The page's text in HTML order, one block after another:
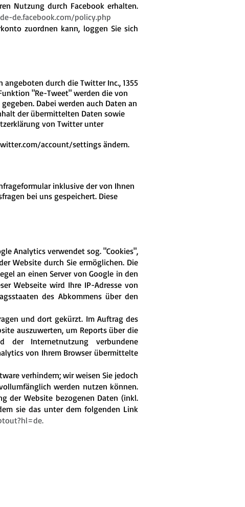
Nutzung durch Facebook erhalten.
de.facebook.com/policy.php
zuordnen kann, loggen Sie sich
durch die Twitter Inc., 1355
"Re-Tweet" werden die von
Dabei werden auch Daten an
der übermittelten Daten sowie
von Twitter unter
account/settings ändern.
inklusive der von Ihnen
bei uns gespeichert. Diese
Analytics verwendet sog. "Cookies",
Website durch Sie ermöglichen. Die
an einen Server von Google in den
Webseite wird Ihre IP-Adresse von
des Abkommens über den
und dort gekürzt. Im Auftrag des
auszuwerten, um Reports über die
der Internetnutzung verbundene
von Ihrem Browser übermittelte
verhindern; wir weisen Sie jedoch
werden nutzen können.
der Website bezogenen Daten (inkl.
sie das unter dem folgenden Link
.